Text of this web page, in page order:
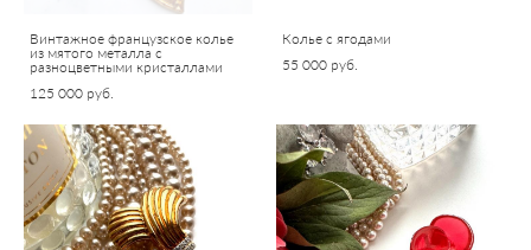
Винтажное французское колье
из мятого металла с
разноцветными кристаллами
125 000 pуб.
Колье с ягодами
55 000 pуб.